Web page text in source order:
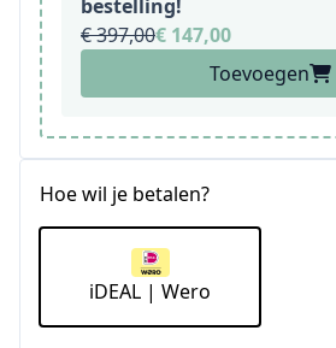
bestelling!
€ 397,00€ 147,00
Toevoegen
Hoe wil je betalen?
iDEAL | Wero